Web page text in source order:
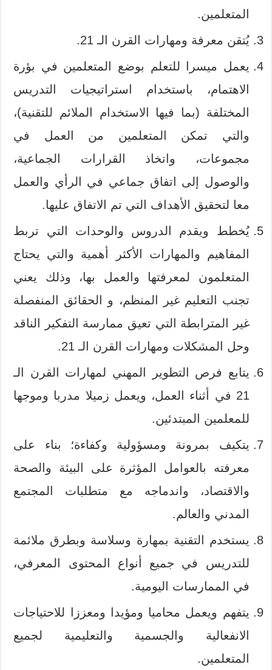
المتعلمين.
يُتقن معرفة ومهارات القرن الـ 21.
يعمل ميسرا للتعلم بوضع المتعلمين في بؤرة
الاهتمام، باستخدام استراتيجيات التدريس
المختلفة (بما فيها الاستخدام الملائم للتقنية)،
والتي تمكن المتعلمين من العمل في
مجموعات، واتخاذ القرارات الجماعية،
والوصول إلى اتفاق جماعي في الرأي والعمل
معا لتحقيق الأهداف التي تم الاتفاق عليها.
يُخطط ويقدم الدروس والوحدات التي تربط
المفاهيم والمهارات الأكثر أهمية والتي يحتاج
المتعلمون لمعرفتها والعمل بها، وذلك يعني
تجنب التعليم غير المنظم، و الحقائق المنفصلة
غير المترابطة التي تعيق ممارسة التفكير الناقد
وحل المشكلات ومهارات القرن الـ 21.
يتابع فرص التطوير المهني لمهارات القرن الـ
21 في أثناء العمل، ويعمل زميلا مدربا وموجها
للمعلمين المبتدئين.
يتكيف بمرونة ومسؤولية وكفاءة؛ بناء على
معرفته بالعوامل المؤثرة على البيئة والصحة
والاقتصاد، واندماجه مع متطلبات المجتمع
المدني والعالم.
يستخدم التقنية بمهارة وسلاسة وبطرق ملائمة
للتدريس في جميع أنواع المحتوى المعرفي،
في الممارسات اليومية.
يتفهم ويعمل محاميا ومؤيدا ومعززا للاحتياجات
الانفعالية والجسمية والتعليمية لجميع
المتعلمين.